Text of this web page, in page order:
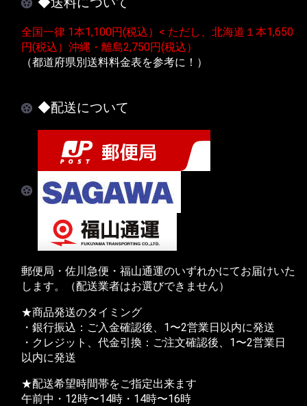
全国一律 1本1,100円(税込）< ただし、北海道１本1,650
円(税込）沖縄・離島2,750円(税込）
（都道府県別送料料金表を参考に！）
◆配送について
郵便局・佐川急便・福山通運のいずれかにてお届けいた
します。（配送業者はお選びできません）
★商品発送のタイミング
・銀行振込：ご入金確認後、1〜2営業日以内に発送
・クレジット、代金引換：ご注文確認後、1〜2営業日
以内に発送
★配送希望時間帯をご指定出来ます
午前中・12時〜14時・14時〜16時